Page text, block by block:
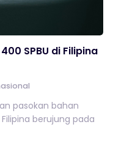
SPBU di Filipina
pasokan bahan
berujung pada